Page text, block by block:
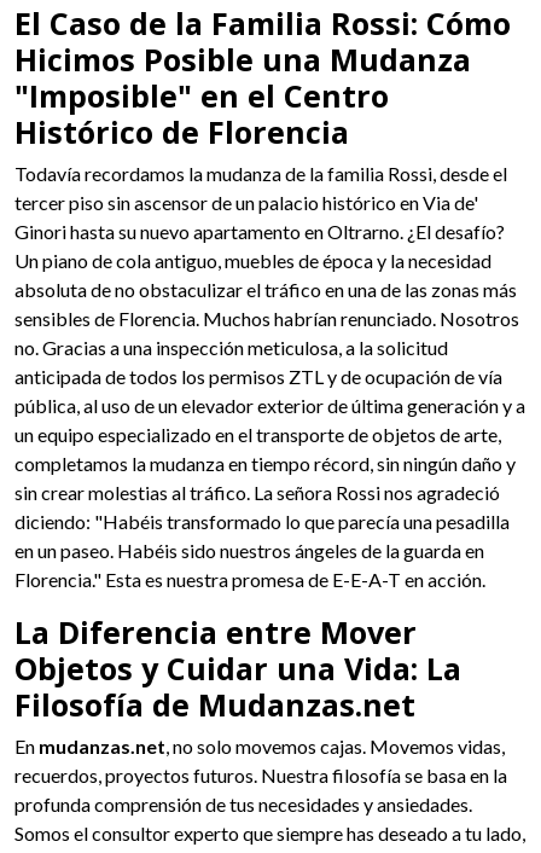
El Caso de la Familia Rossi: Cómo
Hicimos Posible una Mudanza
"Imposible" en el Centro
Histórico de Florencia
Todavía recordamos la mudanza de la familia Rossi, desde el
tercer piso sin ascensor de un palacio histórico en Via de'
Ginori hasta su nuevo apartamento en Oltrarno. ¿El desafío?
Un piano de cola antiguo, muebles de época y la necesidad
absoluta de no obstaculizar el tráfico en una de las zonas más
sensibles de Florencia. Muchos habrían renunciado. Nosotros
no. Gracias a una inspección meticulosa, a la solicitud
anticipada de todos los permisos ZTL y de ocupación de vía
pública, al uso de un elevador exterior de última generación y a
un equipo especializado en el transporte de objetos de arte,
completamos la mudanza en tiempo récord, sin ningún daño y
sin crear molestias al tráfico. La señora Rossi nos agradeció
diciendo: "Habéis transformado lo que parecía una pesadilla
en un paseo. Habéis sido nuestros ángeles de la guarda en
Florencia." Esta es nuestra promesa de E-E-A-T en acción.
La Diferencia entre Mover
Objetos y Cuidar una Vida: La
Filosofía de Mudanzas.net
En mudanzas.net , no solo movemos cajas. Movemos vidas,
recuerdos, proyectos futuros. Nuestra filosofía se basa en la
profunda comprensión de tus necesidades y ansiedades.
Somos el consultor experto que siempre has deseado a tu lado,